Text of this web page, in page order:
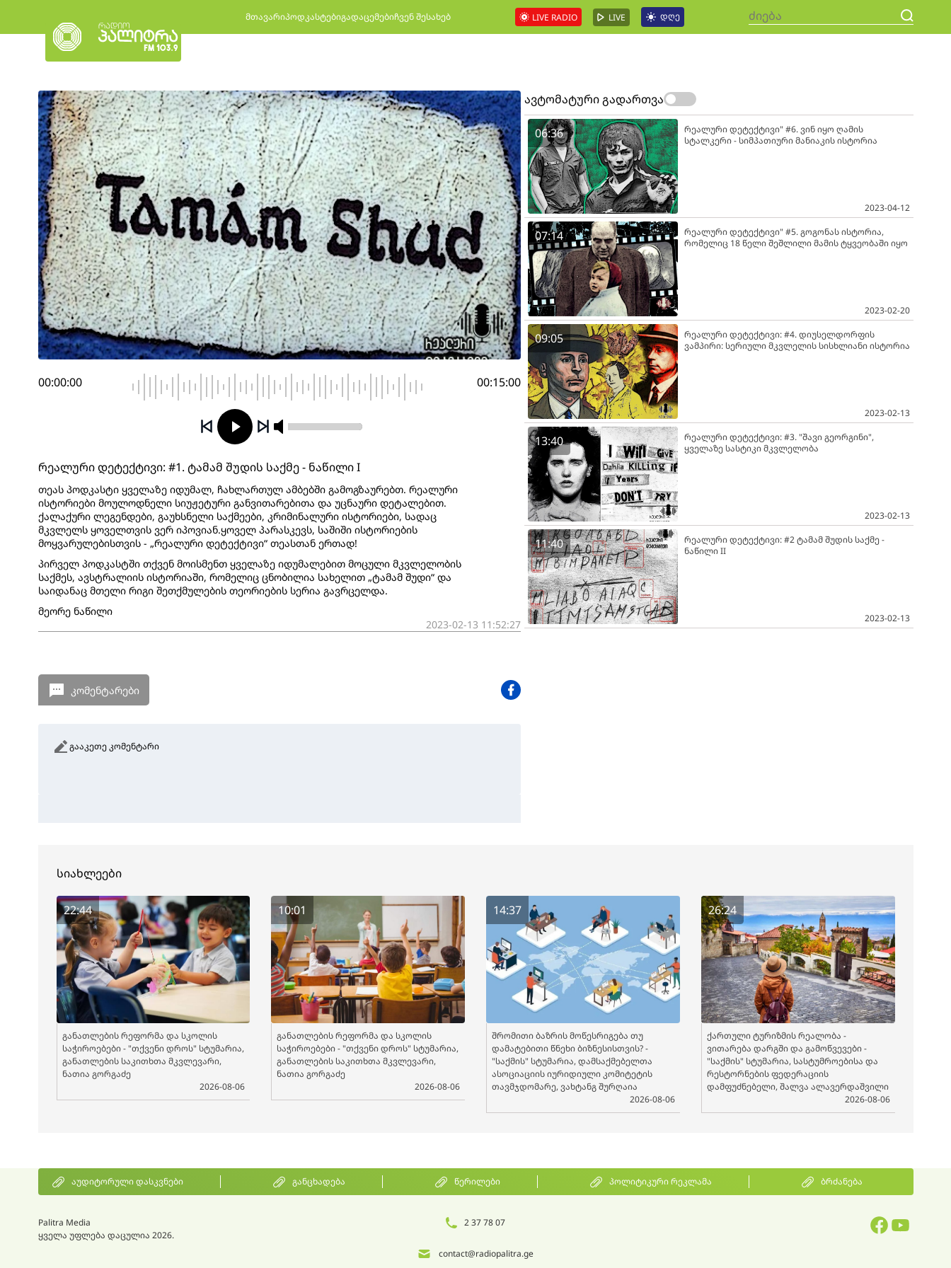
მთავარიპოდკასტებიგადაცემებიჩვენ შესახებ LIVE RADIO LIVE დღე
00:00:00 00:15:00
რეალური დეტექტივი: #1. ტამამ შუდის საქმე - ნაწილი I
თეას პოდკასტი ყველაზე იდუმალ, ჩახლართულ ამბებში გამოგზაურებთ. რეალური
ისტორიები მოულოდნელი სიუჟეტური განვითარებითა და უცნაური დეტალებით.
ქალაქური ლეგენდები, გაუხსნელი საქმეები, კრიმინალური ისტორიები, სადაც
მკვლელს ყოველთვის ვერ იპოვიან.ყოველ პარასკევს, საშიში ისტორიების
მოყვარულებისთვის - „რეალური დეტექტივი“ თეასთან ერთად!
პირველ პოდკასტში თქვენ მოისმენთ ყველაზე იდუმალებით მოცული მკვლელობის
საქმეს, ავსტრალიის ისტორიაში, რომელიც ცნობილია სახელით „ტამამ შუდი“ და
საიდანაც მთელი რიგი შეთქმულების თეორიების სერია გავრცელდა.
მეორე ნაწილი
2023-02-13 11:52:27
კომენტარები
გააკეთე კომენტარი
ავტომატური გადართვა
06:36
რეალური დეტექტივი" #6. ვინ იყო ღამის
სტალკერი - სიმპათიური მანიაკის ისტორია
2023-04-12
07:14
რეალური დეტექტივი" #5. გოგონას ისტორია,
რომელიც 18 წელი შეშლილი მამის ტყვეობაში იყო
2023-02-20
09:05
რეალური დეტექტივი: #4. დიუსელდორფის
ვამპირი: სერიული მკვლელის სისხლიანი ისტორია
2023-02-13
13:40
რეალური დეტექტივი: #3. "შავი გეორგინი",
ყველაზე სასტიკი მკვლელობა
2023-02-13
11:40
რეალური დეტექტივი: #2 ტამამ შუდის საქმე -
ნაწილი II
2023-02-13
სიახლეები
22:44
განათლების რეფორმა და სკოლის
საჭიროებები - "თქვენი დროს" სტუმარია,
განათლების საკითხთა მკვლევარი,
ნათია გორგაძე
2026-08-06
10:01
განათლების რეფორმა და სკოლის
საჭიროებები - "თქვენი დროს" სტუმარია,
განათლების საკითხთა მკვლევარი,
ნათია გორგაძე
2026-08-06
14:37
შრომითი ბაზრის მოწესრიგება თუ
დამატებითი წნეხი ბიზნესისთვის? -
"საქმის" სტუმარია, დამსაქმებელთა
ასოციაციის იურიდიული კომიტეტის
თავმჯდომარე, ვახტანგ შურღაია
2026-08-06
26:24
ქართული ტურიზმის რეალობა -
ვითარება დარგში და გამოწვევები -
"საქმის" სტუმარია, სასტუმროებისა და
რესტორნების ფედერაციის
დამფუძნებელი, შალვა ალავერდაშვილი
2026-08-06
აუდიტორული დასკვნები განცხადება წერილები პოლიტიკური რეკლამა ბრძანება
Palitra Media
ყველა უფლება დაცულია 2026.
2 37 78 07
contact@radiopalitra.ge